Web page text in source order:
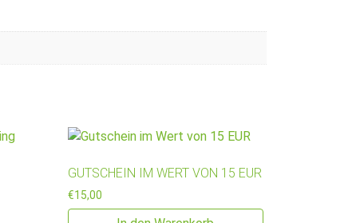
GUTSCHEIN IM WERT VON 15 EUR
€15,00